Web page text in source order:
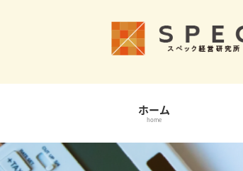
ホーム
home